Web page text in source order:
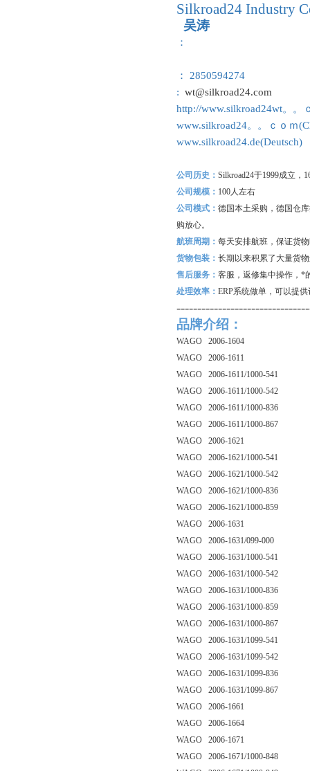
Silkroad24 Industry
吴涛
：
： 2850594274
: wt@silkroad24.com
http://www.silkroad24wt。。
www.silkroad24。。ｃｏｍ
www.silkroad24.de(Deutsch)
公司历史： Silkroad24于1999成立，
公司规模： 100人左右
公司模式： 德国本土采购，德国仓
购放心。
航班周期： 每天安排航班，保证货
货物包装： 长期以来积累了大量货
售后服务： 客服，返修集中操作，*
处理效率： ERP系统做单，可以提
品牌介绍：
WAGO 2006-1604
WAGO 2006-1611
WAGO 2006-1611/1000-541
WAGO 2006-1611/1000-542
WAGO 2006-1611/1000-836
WAGO 2006-1611/1000-867
WAGO 2006-1621
WAGO 2006-1621/1000-541
WAGO 2006-1621/1000-542
WAGO 2006-1621/1000-836
WAGO 2006-1621/1000-859
WAGO 2006-1631
WAGO 2006-1631/099-000
WAGO 2006-1631/1000-541
WAGO 2006-1631/1000-542
WAGO 2006-1631/1000-836
WAGO 2006-1631/1000-859
WAGO 2006-1631/1000-867
WAGO 2006-1631/1099-541
WAGO 2006-1631/1099-542
WAGO 2006-1631/1099-836
WAGO 2006-1631/1099-867
WAGO 2006-1661
WAGO 2006-1664
WAGO 2006-1671
WAGO 2006-1671/1000-848